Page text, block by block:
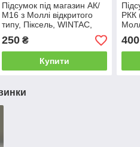
Підсумок під магазин АК/
М16 з Моллі відкритого
типу, Піксель, WINTAC,
Cordura 1000D, чохол під
ріжок, підсумок під ріжок
250₴
Купити
РКК
400